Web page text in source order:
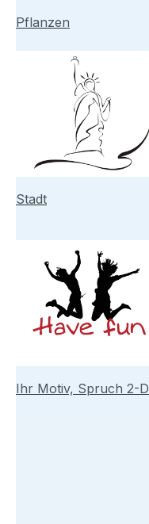
Pflanzen
Stadt
Ihr Motiv, Spruch 2-D